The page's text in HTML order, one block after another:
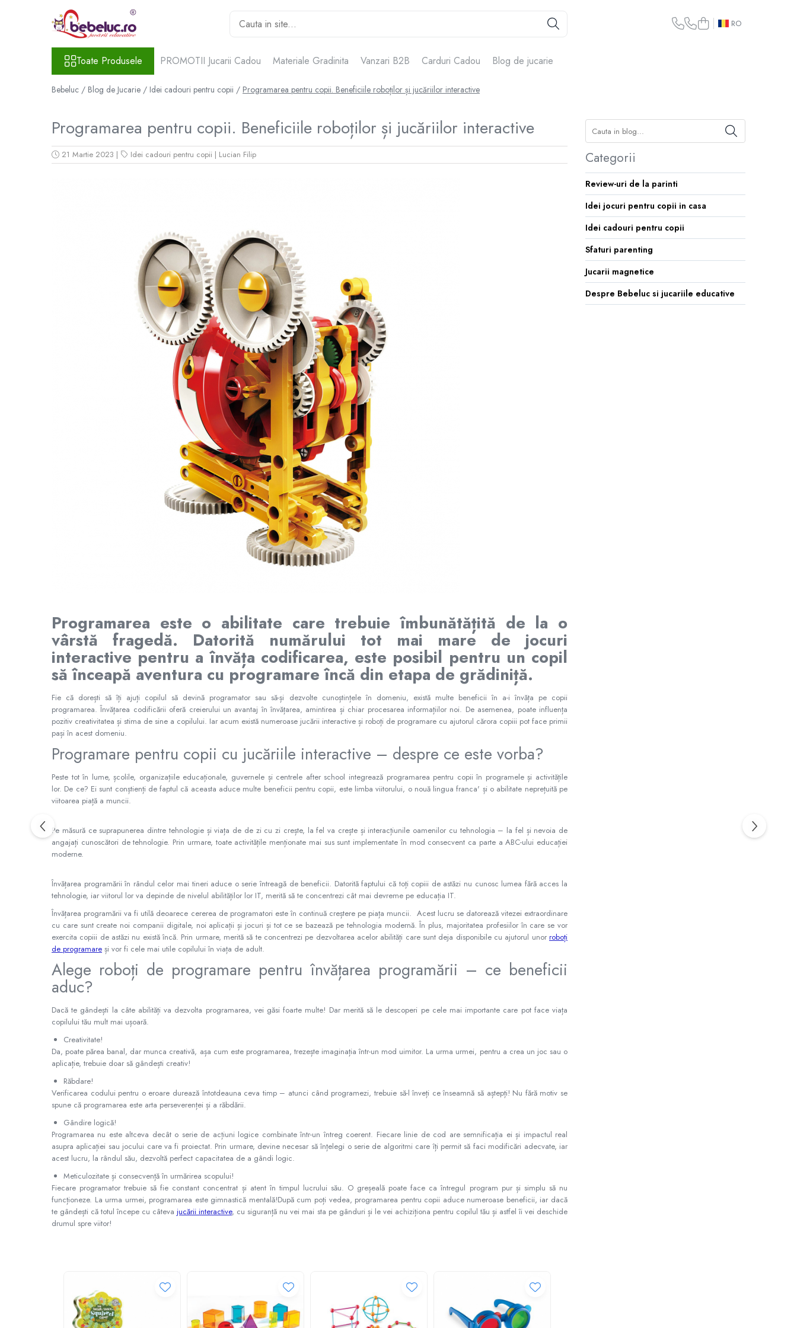
Toate Produsele
Set constructie copii
Jucarii magnetice
Cuburi de construit
Seturi Experimente pentru copii
Nevoi speciale si sindrom Down
Jucarii cu alfabet
Jucarii cu cifre
Jucarii de motricitate
Jucarii fructe si legume
Puzzle incastru
Puzzle de podea
Jucarii de baie
Jucarii senzoriale
Jucarii motrice pentru bebelusi
Saltele de activitati pentru bebe
Jucarii de sortat
Jucarii muzicale bebelusi
Jocuri educative
Jocuri STEM
Jocuri Magnetice
Jocuri de societate
Jocuri de logica
Jocuri de memorie
Jocuri cu litere
Jocuri de indemanare
Jocuri de carti
Jocuri interactive
Jocuri de podea
Carti pe alese
Carti pentru copii 1 an
Carti pentru copii 2 ani
Carti pentru copii 6 ani
Carti pentru copii 8 ani
RO
Toate Produsele PROMOTII Jucarii Cadou Materiale Gradinita Vanzari B2B Carduri Cadou Blog de jucarie
Bebeluc / Blog de Jucarie / Idei cadouri pentru copii / Programarea pentru copii. Beneficiile roboților și jucăriilor interactive
Programarea pentru copii. Beneficiile roboților și jucăriilor interactive
21 Martie 2023 | Idei cadouri pentru copii | Lucian Filip
Programarea este o abilitate care trebuie îmbunătățită de la o
vârstă fragedă. Datorită numărului tot mai mare de jocuri
interactive pentru a învăța codificarea, este posibil pentru un copil
să înceapă aventura cu programare încă din etapa de grădiniță.
Fie că dorești să îți ajuți copilul să devină programator sau să-și dezvolte cunoștințele în domeniu, există multe beneficii în a-i învăța pe copii
programarea. Învățarea codificării oferă creierului un avantaj în învățarea, amintirea și chiar procesarea informațiilor noi. De asemenea, poate influența
pozitiv creativitatea și stima de sine a copilului. Iar acum există numeroase jucării interactive și roboți de programare cu ajutorul cărora copiii pot face primii
pași în acest domeniu.
Programare pentru copii cu jucăriile interactive – despre ce este vorba?
Peste tot în lume, școlile, organizațiile educaționale, guvernele și centrele after school integrează programarea pentru copii în programele și activitățile
lor. De ce? Ei sunt conștienți de faptul că aceasta aduce multe beneficii pentru copii, este limba viitorului, o nouă lingua franca' și o abilitate neprețuită pe
viitoarea piață a muncii.
Pe măsură ce suprapunerea dintre tehnologie și viața de de zi cu zi crește, la fel va crește și interacțiunile oamenilor cu tehnologia – la fel și nevoia de
angajați cunoscători de tehnologie. Prin urmare, toate activitățile menționate mai sus sunt implementate în mod consecvent ca parte a ABC-ului educației
moderne.
Învățarea programării în rândul celor mai tineri aduce o serie întreagă de beneficii. Datorită faptului că toți copiii de astăzi nu cunosc lumea fără acces la
tehnologie, iar viitorul lor va depinde de nivelul abilităților lor IT, merită să te concentrezi cât mai devreme pe educația IT.
Învățarea programării va fi utilă deoarece cererea de programatori este în continuă creștere pe piața muncii. Acest lucru se datorează vitezei extraordinare
cu care sunt create noi companii digitale, noi aplicații și jocuri și tot ce se bazează pe tehnologia modernă. În plus, majoritatea profesiilor în care se vor
exercita copiii de astăzi nu există încă. Prin urmare, merită să te concentrezi pe dezvoltarea acelor abilități care sunt deja disponibile cu ajutorul unor roboți
de programare și vor fi cele mai utile copilului în viața de adult.
Alege roboți de programare pentru învățarea programării – ce beneficii
aduc?
Dacă te gândești la câte abilități va dezvolta programarea, vei găsi foarte multe! Dar merită să le descoperi pe cele mai importante care pot face viața
copilului tău mult mai ușoară.
Creativitate!
Da, poate părea banal, dar munca creativă, așa cum este programarea, trezește imaginația într-un mod uimitor. La urma urmei, pentru a crea un joc sau o
aplicație, trebuie doar să gândești creativ!
Răbdare!
Verificarea codului pentru o eroare durează întotdeauna ceva timp – atunci când programezi, trebuie să-l înveți ce înseamnă să aștepți! Nu fără motiv se
spune că programarea este arta perseverenței și a răbdării.
Gândire logică!
Programarea nu este altceva decât o serie de acțiuni logice combinate într-un întreg coerent. Fiecare linie de cod are semnificația ei și impactul real
asupra aplicației sau jocului care va fi proiectat. Prin urmare, devine necesar să înțelegi o serie de algoritmi care îți permit să faci modificări adecvate, iar
acest lucru, la rândul său, dezvoltă perfect capacitatea de a gândi logic.
Meticulozitate și consecvență în urmărirea scopului!
Fiecare programator trebuie să fie constant concentrat și atent în timpul lucrului său. O greșeală poate face ca întregul program pur și simplu să nu
funcționeze. La urma urmei, programarea este gimnastică mentală!După cum poți vedea, programarea pentru copii aduce numeroase beneficii, iar dacă
te gândești că totul începe cu câtevajucării interactive, cu siguranță nu vei mai sta pe gânduri și le vei achiziționa pentru copilul tău și astfel îi vei deschide
drumul spre viitor!
Categorii
Review-uri de la parinti
Idei jocuri pentru copii in casa
Idei cadouri pentru copii
Sfaturi parenting
Jucarii magnetice
Despre Bebeluc si jucariile educative